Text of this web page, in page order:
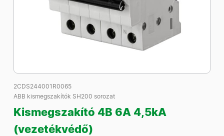
2CDS244001R0065
ABB kismegszakítók SH200 sorozat
Kismegszakító 4B 6A 4,5kA
(vezetékvédő)